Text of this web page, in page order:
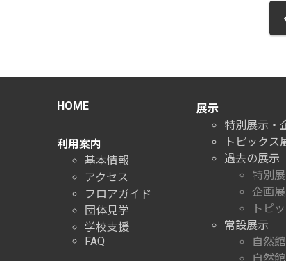
HOME
利用案内
基本情報
アクセス
フロアガイド
団体見学
学校支援
FAQ
展示
特別展示・
トピックス
過去の展示
特別
企画
トピ
常設展示
自然